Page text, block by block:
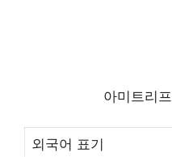
아미트리
외국어 표기